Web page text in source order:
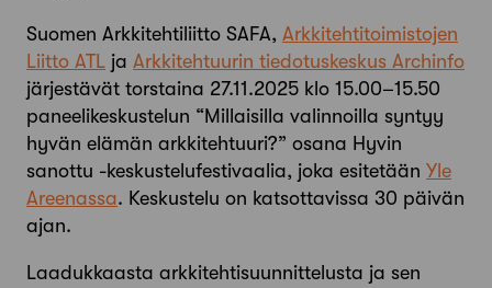
Suomen Arkkitehtiliitto SAFA, Arkkitehtitoimistojen
Liitto ATL ja Arkkitehtuurin tiedotuskeskus Archinfo
järjestävät torstaina 27.11.2025 klo 15.00–15.50
paneelikeskustelun “Millaisilla valinnoilla syntyy
hyvän elämän arkkitehtuuri?” osana Hyvin
sanottu -keskustelufestivaalia, joka esitetään Yle
Areenassa. Keskustelu on katsottavissa 30 päivän
ajan.
Laadukkaasta arkkitehtisuunnittelusta ja sen